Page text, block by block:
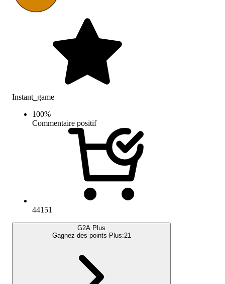
Instant_game
100%
Commentaire positif
44151
G2A Plus
Gagnez des points Plus:21